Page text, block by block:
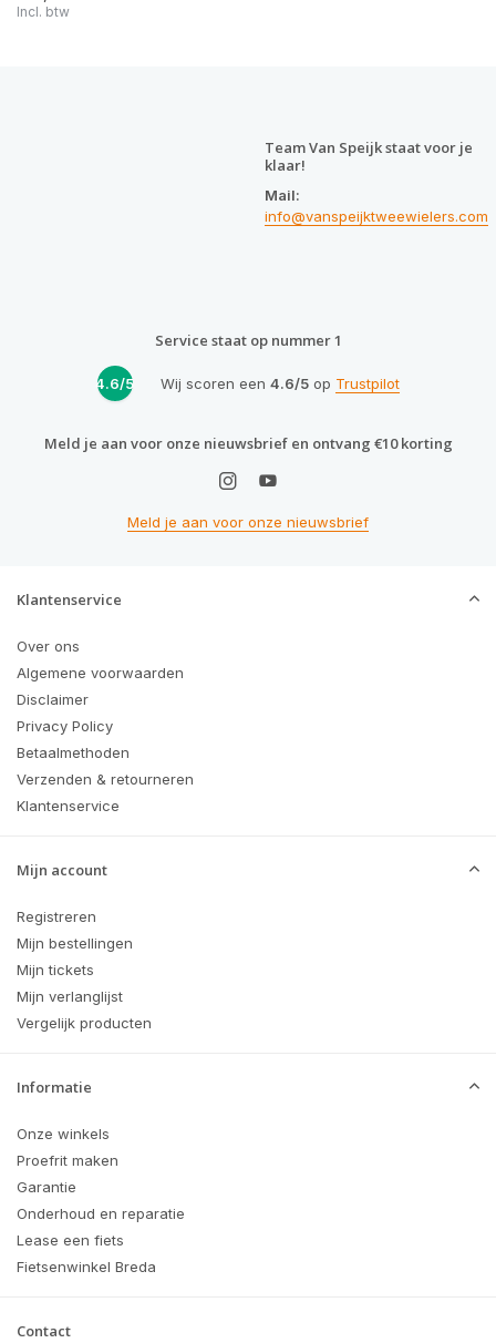
Incl. btw
Team Van Speijk staat voor je
klaar!
Mail:
info@vanspeijktweewielers.com
Service staat op nummer 1
4.6/5 Wij scoren een 4.6/5op Trustpilot
Meld je aan voor onze nieuwsbrief en ontvang €10 korting
Meld je aan voor onze nieuwsbrief
Klantenservice
Over ons
Algemene voorwaarden
Disclaimer
Privacy Policy
Betaalmethoden
Verzenden & retourneren
Klantenservice
Mijn account
Registreren
Mijn bestellingen
Mijn tickets
Mijn verlanglijst
Vergelijk producten
Informatie
Onze winkels
Proefrit maken
Garantie
Onderhoud en reparatie
Lease een fiets
Fietsenwinkel Breda
Contact